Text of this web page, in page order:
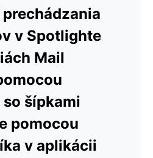
v Spotlighte
Mail
šípkami
pomocou
v aplikácii